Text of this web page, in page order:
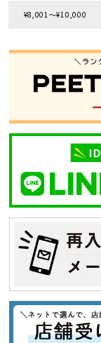
¥8,001〜¥10,000